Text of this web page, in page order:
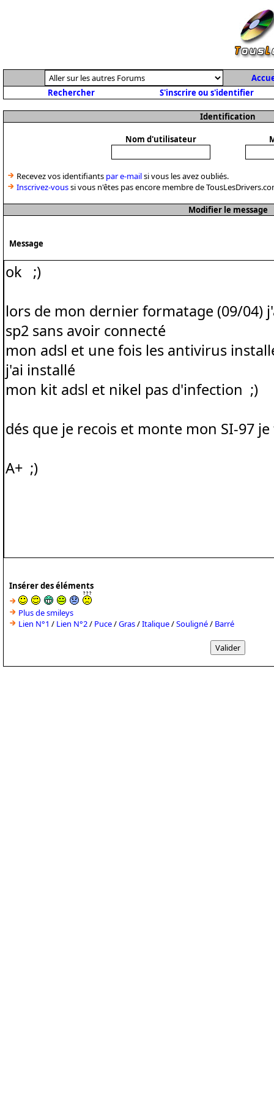
Rechercher
S'inscrire ou s'identifier
Identification
Nom d'utilisateur
Recevez vos identifiants par e-mailsi vous les avez oubliés.
Inscrivez-voussi vous n'êtes pas encore membre de
Modifier le message
Message
Insérer des éléments
Plus de smileys
Lien N°1 / Lien N°2/ Puce/Gras/Italique/Souligné/ Barré